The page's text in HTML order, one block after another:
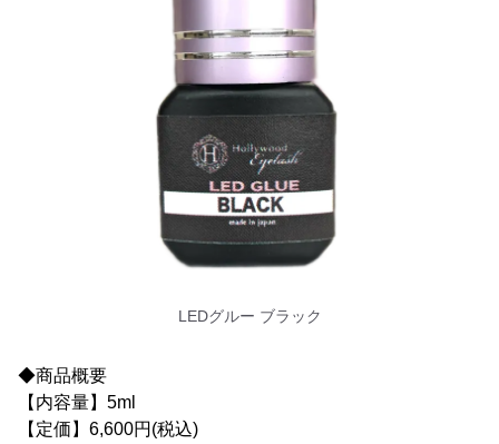
LEDグルー ブラック
◆商品概要
【内容量】5ml
【定価】6,600円(税込)